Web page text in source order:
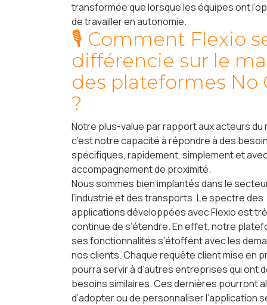
transformée que lorsque les équipes ont
de travailler en autonomie.
🎙 Comment Flexio
différencie sur le
des plateformes No
?
Notre plus-value par rapport aux acteurs du
c’est notre capacité à répondre à des
spécifiques, rapidement, simplement et
accompagnement de proximité.
Nous sommes bien implantés dans le
l’industrie et des transports. Le spectre des
applications développées avec Flexio est
continue de s’étendre. En effet, notre
ses fonctionnalités s’étoffent avec les
nos clients. Chaque requête client mise en
pourra servir à d’autres entreprises qui ont
besoins similaires. Ces dernières pourront
d’adopter ou de personnaliser l’application